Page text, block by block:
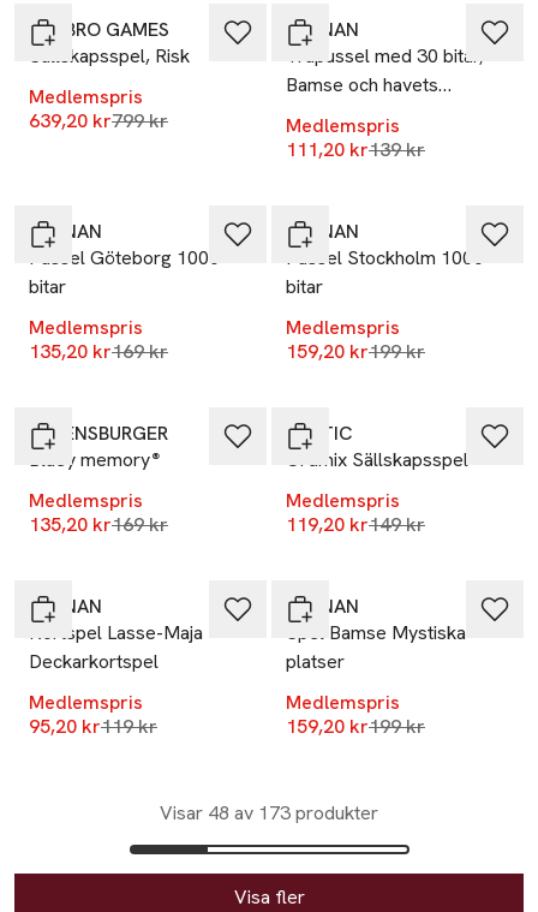
HASBRO GAMES
Sällskapsspel, Risk
Medlemspris
639,20 krLägsta pris 30 dagar
799 kr
KÄRNAN
Träpussel med 30 bitar,
Bamse och havets
hemlighet
Medlemspris
111,20 krLägsta pris 30
139 kr
KÄRNAN
Pussel Göteborg 1000-
bitar
Medlemspris
135,20 krLägsta pris 30 dagar
169 kr
KÄRNAN
Pussel Stockholm 1000
bitar
Medlemspris
159,20 krLägsta pris 30
199 kr
RAVENSBURGER
Bluey memory®
Medlemspris
135,20 krLägsta pris 30 dagar
169 kr
TACTIC
Ordmix Sällskapsspel
Medlemspris
119,20 krLägsta pris 30
149 kr
KÄRNAN
Kortspel Lasse-Maja
Deckarkortspel
Medlemspris
95,20 krLägsta pris 30 dagar
119 kr
KÄRNAN
Spel Bamse Mystiska
platser
Medlemspris
159,20 krLägsta pris 30
199 kr
Visar 48 av 173 produkter
Visa fler